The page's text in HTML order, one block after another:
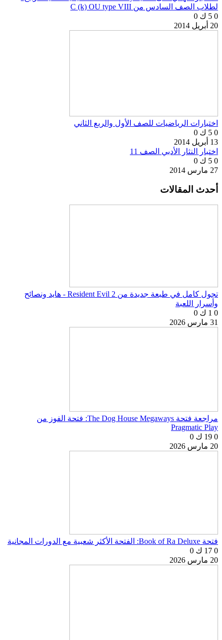
لطلاب الصف السادس من C (k) OU type VIII
0 5 ك
0
20 أبريل 2014
اختبارات الرياضيات للصف الأول والربع الثاني
0 5 ك
0
13 أبريل 2014
اختبار النثار الأدبي الصف 11
0 5 ك
0
27 مارس 2014
أحدث المقالات
تجول كامل في طبعة جديدة من Resident Evil 2 - هايد ونصائح
وأسرار اللعبة
0 1 ك
0
31 مارس 2026
مراجعة فتحة The Dog House Megaways: فتحة الفوز من
Pragmatic Play
0 19 ك
0
20 مارس 2026
فتحة Book of Ra Deluxe: الفتحة الأكثر شعبية مع الدورات المجانية
0 17 ك
0
20 مارس 2026